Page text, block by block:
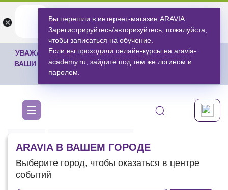
Вы перешли в интернет-магазин ARAVIA.
Зарегистрируйтесь/авторизуйтесь, пожалуйста,
чтобы записаться на обучение.
Если вы проходили онлайн-курсы на aravia-
academy.ru, зайдите под тем же логином и
паролем.
undefined
Бесплатноru.aravia.new
УВАЖАЕМЫЕ ПОКУПАТЕЛИ, МЫ СПЕШИМ ОТПРАВИТЬ
ВАШИ ЗАКАЗЫ КАК МОЖНО БЫСТРЕЕ, НО ОНИ МОГУТ
ЗАДЕРЖАТЬСЯ НА 3-4 ДНЯ ♥
ARAVIA В ВАШЕМ ГОРОДЕ
Выберите город, чтобы оказаться в центре
событий
ARAVIA
Открыть в приложении